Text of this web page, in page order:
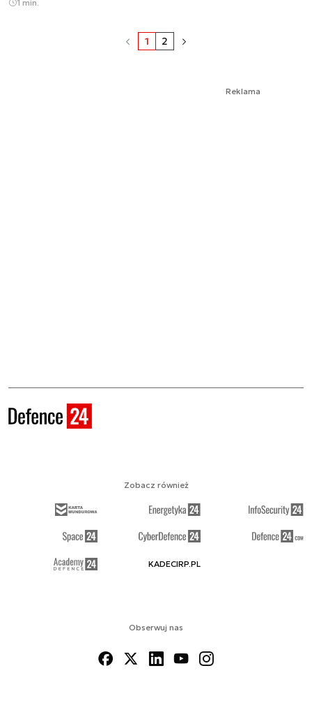
1 min.
1 2
Reklama
Obserwuj nas
Zobacz również
KADECIRP.PL